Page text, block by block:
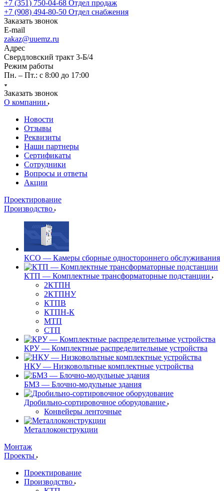
+7 (351) 750-04-68 Отдел продаж
+7 (908) 494-80-50 Отдел снабжения
Заказать звонок
E-mail
zakaz@uuemz.ru
Адрес
Свердловский тракт 3-Б/4
Режим работы
Пн. – Пт.: с 8:00 до 17:00
Заказать звонок
О компании
Новости
Отзывы
Реквизиты
Наши партнеры
Сертификаты
Сотрудники
Вопросы и ответы
Акции
Проектирование
Производство
КСО — Камеры сборные одностороннего обслуживания
КТП — Комплектные трансформаторные подстанции
2КТПН
2КТПНУ
КТПВ
КТПН-К
МТП
СТП
КРУ — Комплектные распределительные устройства
НКУ — Низковольтные комплектные устройства
БМЗ — Блочно-модульные здания
Дробильно-сортировочное оборудование
Конвейеры ленточные
Металлоконструкции
Монтаж
Проекты
Проектирование
Производство